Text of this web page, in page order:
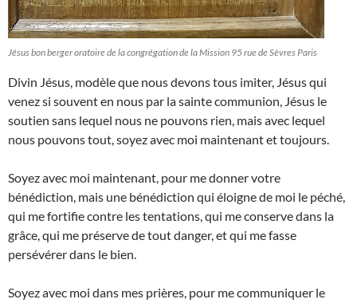
Jésus bon berger oratoire de la congrégation de la Mission 95 rue de Sèvres Paris
Divin Jésus, modèle que nous devons tous imiter, Jésus qui
venez si souvent en nous par la sainte communion, Jésus le
soutien sans lequel nous ne pouvons rien, mais avec lequel
nous pouvons tout, soyez avec moi maintenant et toujours.
Soyez avec moi maintenant, pour me donner votre
bénédiction, mais une bénédiction qui éloigne de moi le péché,
qui me fortifie contre les tentations, qui me conserve dans la
grâce, qui me préserve de tout danger, et qui me fasse
persévérer dans le bien.
Soyez avec moi dans mes prières, pour me communiquer le